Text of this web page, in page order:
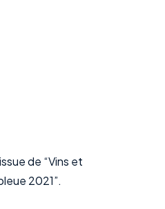
de “Vins et
2021”.